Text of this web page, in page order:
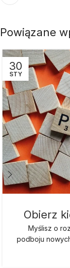
Powiązane
30
STY
Obierz
Myślisz o
podboju